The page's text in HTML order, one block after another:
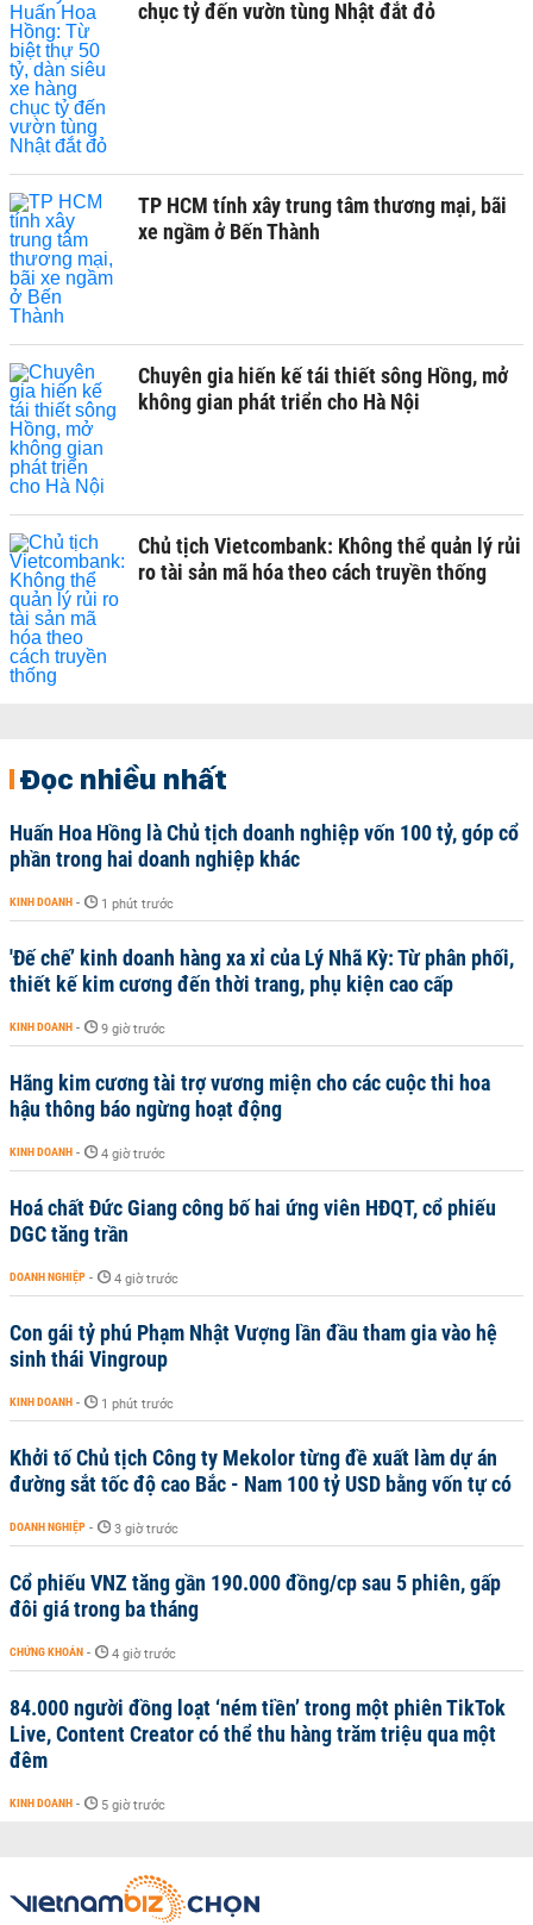
chục tỷ đến vườn tùng Nhật đắt đỏ
TP HCM tính xây trung tâm thương mại, bãi
xe ngầm ở Bến Thành
Chuyên gia hiến kế tái thiết sông Hồng, mở
không gian phát triển cho Hà Nội
Chủ tịch Vietcombank: Không thể quản lý rủi
ro tài sản mã hóa theo cách truyền thống
Đọc nhiều nhất
Huấn Hoa Hồng là Chủ tịch doanh nghiệp vốn 100 tỷ, góp cổ
phần trong hai doanh nghiệp khác
KINH DOANH - 1 phút trước
'Đế chế’ kinh doanh hàng xa xỉ của Lý Nhã Kỳ: Từ phân phối,
thiết kế kim cương đến thời trang, phụ kiện cao cấp
KINH DOANH - 9 giờ trước
Hãng kim cương tài trợ vương miện cho các cuộc thi hoa
hậu thông báo ngừng hoạt động
KINH DOANH - 4 giờ trước
Hoá chất Đức Giang công bố hai ứng viên HĐQT, cổ phiếu
DGC tăng trần
DOANH NGHIỆP - 4 giờ trước
Con gái tỷ phú Phạm Nhật Vượng lần đầu tham gia vào hệ
sinh thái Vingroup
KINH DOANH - 1 phút trước
Khởi tố Chủ tịch Công ty Mekolor từng đề xuất làm dự án
đường sắt tốc độ cao Bắc - Nam 100 tỷ USD bằng vốn tự có
DOANH NGHIỆP - 3 giờ trước
Cổ phiếu VNZ tăng gần 190.000 đồng/cp sau 5 phiên, gấp
đôi giá trong ba tháng
CHỨNG KHOÁN - 4 giờ trước
84.000 người đồng loạt ‘ném tiền’ trong một phiên TikTok
Live, Content Creator có thể thu hàng trăm triệu qua một
đêm
KINH DOANH - 5 giờ trước